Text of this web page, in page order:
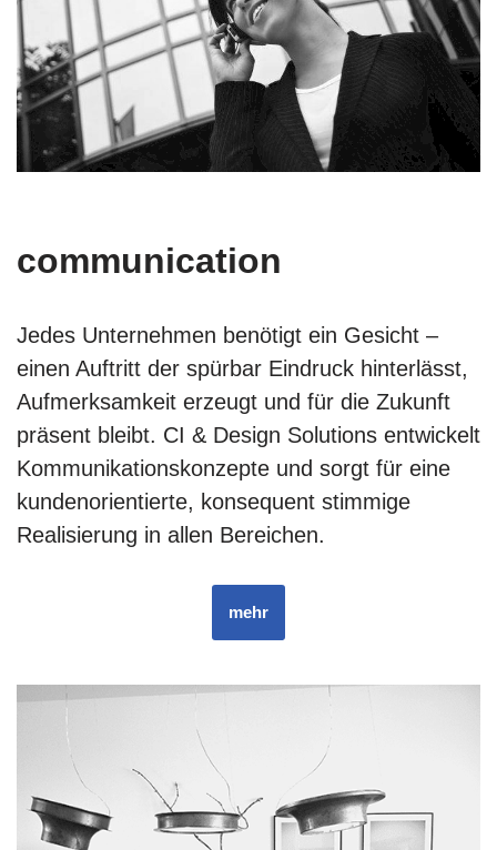
communication
Jedes Unternehmen benötigt ein Gesicht –
einen Auftritt der spürbar Eindruck hinterlässt,
Aufmerksamkeit erzeugt und für die Zukunft
präsent bleibt. CI & Design Solutions entwickelt
Kommunikationskonzepte und sorgt für eine
kundenorientierte, konsequent stimmige
Realisierung in allen Bereichen.
mehr